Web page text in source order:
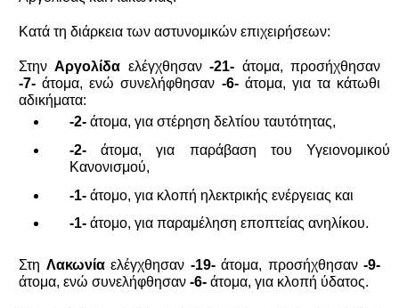
Κατά τη διάρκεια των αστυνομικών επιχειρήσεων:
Στην Αργολίδα ελέγχθησαν -21-
-7- άτομα, ενώ συνελήφθησαν -6- άτομα, για τα κάτωθι
αδικήματα:
-2- άτομα, για στέρηση δελτίου ταυτότητας,
-2- άτομα, για παράβαση του Υγειονομικού
Κανονισμού,
-1- άτομο, για κλοπή ηλεκτρικής ενέργειας και
-1- άτομο, για παραμέληση εποπτείας ανηλίκου.
Στη Λακωνία ελέγχθησαν -19- άτομα, προσήχθησαν -9-
άτομα, ενώ συνελήφθησαν -6- άτομα, για κλοπή ύδατος.